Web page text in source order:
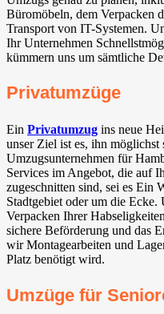
Büromöbeln, dem Verpacken
Transport von IT-Systemen.
Ihr Unternehmen
kümmern uns um sämtliche
Privatumzüge
Ein Privatumzug ins neue
unser Ziel ist es, ihn
Umzugsunternehmen für
Services im Angebot, die auf
zugeschnitten sind, sei es Ein
Stadtgebiet oder um die Ecke.
Verpacken Ihrer
sichere Beförderung und das
wir Montagearbeiten und
Platz benötigt wird.
Umzüge für